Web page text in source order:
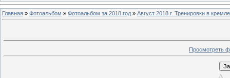
Главная » Фотоальбом » Фотоальбом за 2018 год » Август 2018 г. Тренировки в кремле
Просмотреть